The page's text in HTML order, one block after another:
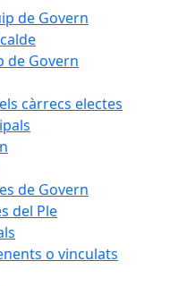
de Govern
de Govern
càrrecs electes
de Govern
del Ple
o vinculats